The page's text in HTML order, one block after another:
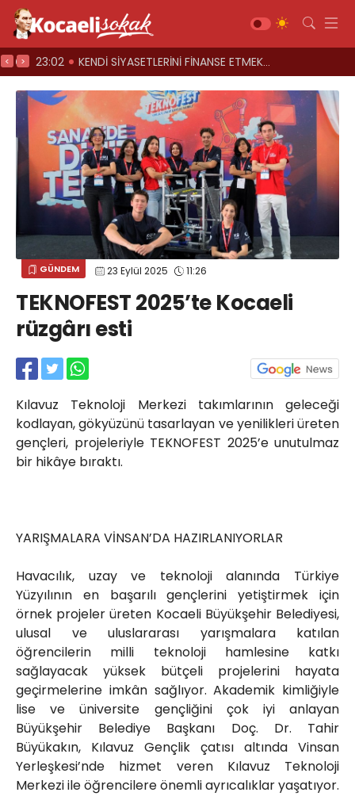
23:00 Üst geçitler, kadına şiddete karşı “turuncu” renkle aydınlatıldı;
< >
GÜNDEM 23 Eylül 2025 11:26
TEKNOFEST 2025’te Kocaeli
rüzgârı esti
Kılavuz Teknoloji Merkezi takımlarının geleceği
kodlayan, gökyüzünü tasarlayan ve yenilikleri üreten
gençleri, projeleriyle TEKNOFEST 2025’e unutulmaz
bir hikâye bıraktı.
YARIŞMALARA VİNSAN’DA HAZIRLANIYORLAR
Havacılık, uzay ve teknoloji alanında Türkiye
Yüzyılının en başarılı gençlerini yetiştirmek için
örnek projeler üreten Kocaeli Büyükşehir Belediyesi,
ulusal ve uluslararası yarışmalara katılan
öğrencilerin milli teknoloji hamlesine katkı
sağlayacak yüksek bütçeli projelerini hayata
geçirmelerine imkân sağlıyor. Akademik kimliğiyle
lise ve üniversite gençliğini çok iyi anlayan
Büyükşehir Belediye Başkanı Doç. Dr. Tahir
Büyükakın, Kılavuz Gençlik çatısı altında Vinsan
Yerleşkesi’nde hizmet veren Kılavuz Teknoloji
Merkezi ile öğrencilere önemli ayrıcalıklar yaşatıyor.